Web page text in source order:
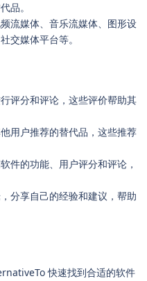
品。
流媒体、音乐流媒体、图形设
交媒体平台等。
评分和评论，这些评价帮助其
用户推荐的替代品，这些推荐
件的功能、用户评分和评论，
分享自己的经验和建议，帮助
快速找到合适的软件